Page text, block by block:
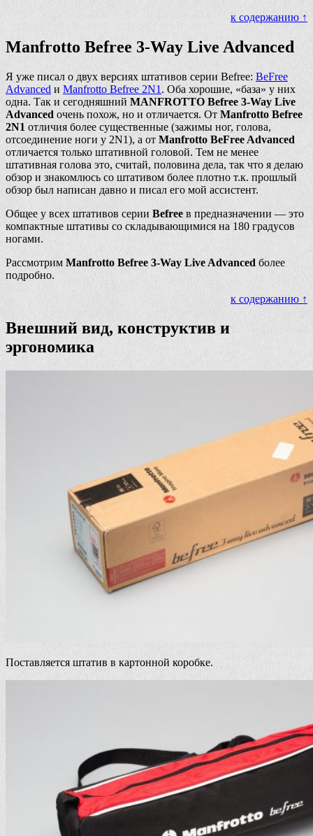
к содержанию ↑
Manfrotto Befree 3-Way Live Advanced
Я уже писал о двух версиях штативов серии Befree: BeFree
Advanced и Manfrotto Befree 2N1 . Оба хорошие, «база» у них
одна. Так и сегодняшний MANFROTTO Befree 3-Way Live
Advanced очень похож, но и отличается. От Manfrotto Befree
2N1 отличия более существенные (зажимы ног, голова,
отсоединение ноги у 2N1), а от Manfrotto BeFree Advanced
отличается только штативной головой. Тем не менее
штативная голова это, считай, половина дела, так что я делаю
обзор и знакомлюсь со штативом более плотно т.к. прошлый
обзор был написан давно и писал его мой ассистент.
Общее у всех штативов серии Befree в предназначении — это
компактные штативы со складывающимися на 180 градусов
ногами.
Рассмотрим Manfrotto Befree 3-Way Live Advanced более
подробно.
к содержанию ↑
Внешний вид, конструктив и
эргономика
Поставляется штатив в картонной коробке.